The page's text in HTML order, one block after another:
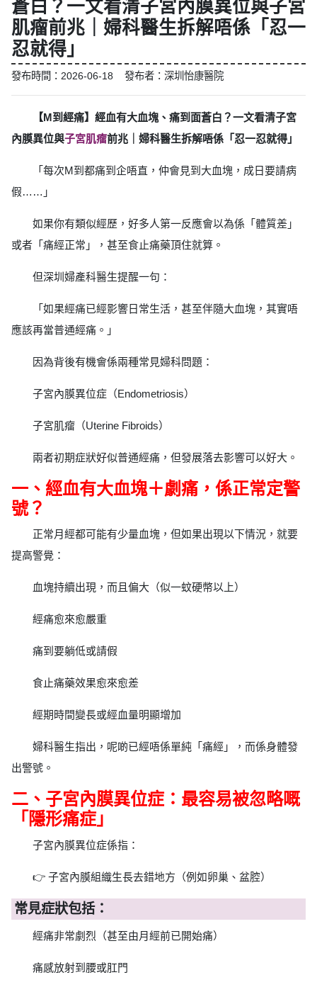
蒼白？一文看清子宮內膜異位與子宮
肌瘤前兆｜婦科醫生拆解唔係「忍一
忍就得」
發布時間：2026-06-18 發布者：深圳怡康醫院
【M到經痛】經血有大血塊、痛到面蒼白？一文看清子宮
內膜異位與子宮肌瘤前兆｜婦科醫生拆解唔係「忍一忍就得」
「每次M到都痛到企唔直，仲會見到大血塊，成日要請病
假……」
如果你有類似經歷，好多人第一反應會以為係「體質差」
或者「痛經正常」，甚至食止痛藥頂住就算。
但深圳婦產科醫生提醒一句：
「如果經痛已經影響日常生活，甚至伴隨大血塊，其實唔
應該再當普通經痛。」
因為背後有機會係兩種常見婦科問題：
子宮內膜異位症（Endometriosis）
子宮肌瘤（Uterine Fibroids）
兩者初期症狀好似普通經痛，但發展落去影響可以好大。
一、經血有大血塊＋劇痛，係正常定警
號？
正常月經都可能有少量血塊，但如果出現以下情況，就要
提高警覺：
血塊持續出現，而且偏大（似一蚊硬幣以上）
經痛愈來愈嚴重
痛到要躺低或請假
食止痛藥效果愈來愈差
經期時間變長或經血量明顯增加
婦科醫生指出，呢啲已經唔係單純「痛經」，而係身體發
出警號。
二、子宮內膜異位症：最容易被忽略嘅
「隱形痛症」
子宮內膜異位症係指：
👉 子宮內膜組織生長去錯地方（例如卵巢、盆腔）
常見症狀包括：
經痛非常劇烈（甚至由月經前已開始痛）
痛感放射到腰或肛門